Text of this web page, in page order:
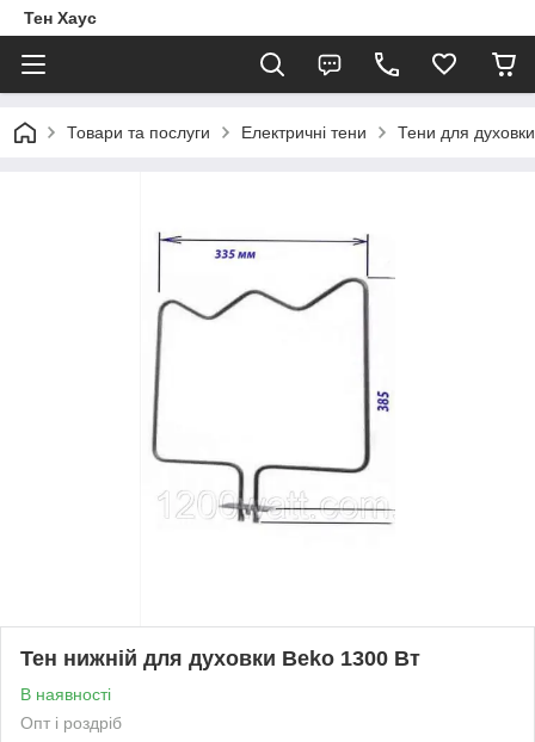
Тен Хаус
Товари та послуги Електричні тени Тени для духовки
Тен нижній для духовки Beko 1300 Вт
В наявності
Опт і роздріб